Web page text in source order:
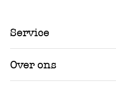
Service
Over ons